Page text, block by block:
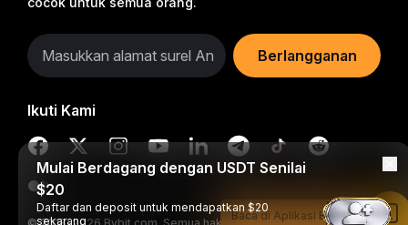
Berlangganan
Ikuti Kami
Mulai Berdagang dengan USDT Senilai
$20
Daftar dan deposit untuk mendapatkan $20
sekarang
Baca di Aplikasi Bybit